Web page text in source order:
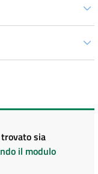
sia
il modulo